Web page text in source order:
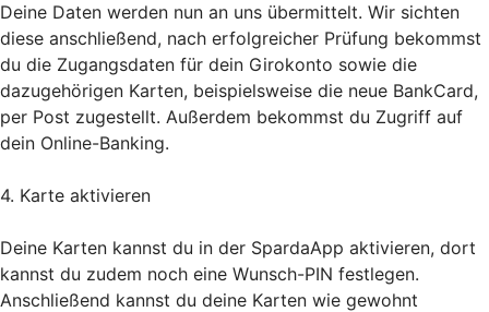
Deine Daten werden nun an uns übermittelt. Wir sichten
diese anschließend, nach erfolgreicher Prüfung bekommst
du die Zugangsdaten für dein Girokonto sowie die
dazugehörigen Karten, beispielsweise die neue BankCard,
per Post zugestellt. Außerdem bekommst du Zugriff auf
dein Online-Banking.
4. Karte aktivieren
Deine Karten kannst du in der SpardaApp aktivieren, dort
kannst du zudem noch eine Wunsch-PIN festlegen.
Anschließend kannst du deine Karten wie gewohnt